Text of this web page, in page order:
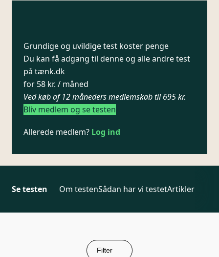
Grundige og uvildige test koster penge
Du kan få adgang til denne og alle andre test
på tænk.dk
for 58 kr. / måned
Ved køb af 12 måneders medlemskab til 695 kr.
Bliv medlem og se testen
Allerede medlem? Log ind
Se testen Om testenSådan har vi testetArtikler
Filter